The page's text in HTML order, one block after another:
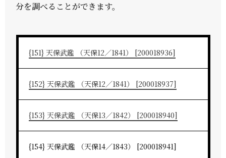
分を調べることができます。
{151} 天保武鑑 （天保12／1841） [200018936]
{152} 天保武鑑 （天保12／1841） [200018937]
{153} 天保武鑑 （天保13／1842） [200018940]
{154} 天保武鑑 （天保14／1843） [200018941]